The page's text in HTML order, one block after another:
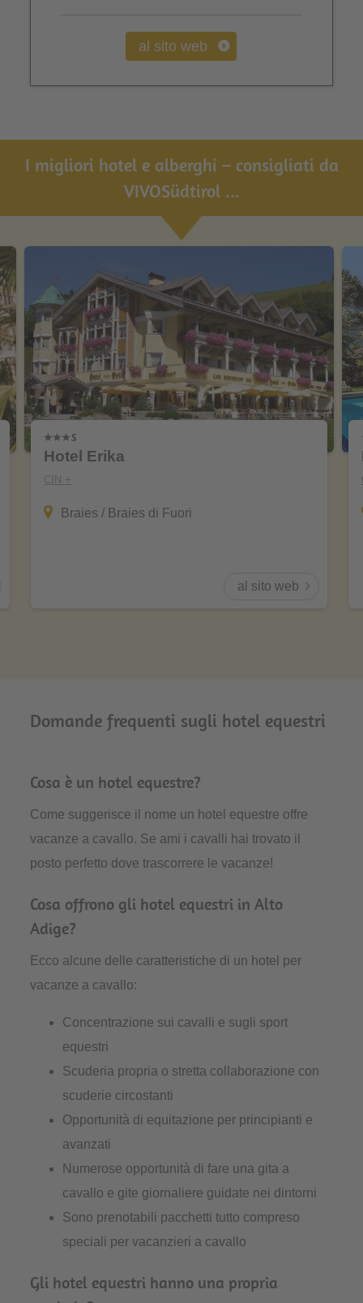
al sito web
I migliori hotel e alberghi – consigliati da
VIVOSüdtirol ...
Hotel Erika
CIN +
Braies / Braies di Fuori
al sito web
Domande frequenti sugli hotel equestri
Cosa è un hotel equestre?
Come suggerisce il nome un hotel equestre offre
vacanze a cavallo. Se ami i cavalli hai trovato il
posto perfetto dove trascorrere le vacanze!
Cosa offrono gli hotel equestri in Alto
Adige?
Ecco alcune delle caratteristiche di un hotel per
vacanze a cavallo:
Concentrazione sui cavalli e sugli sport
equestri
Scuderia propria o stretta collaborazione con
scuderie circostanti
Opportunità di equitazione per principianti e
avanzati
Numerose opportunità di fare una gita a
cavallo e gite giornaliere guidate nei dintorni
Sono prenotabili pacchetti tutto compreso
speciali per vacanzieri a cavallo
Gli hotel equestri hanno una propria